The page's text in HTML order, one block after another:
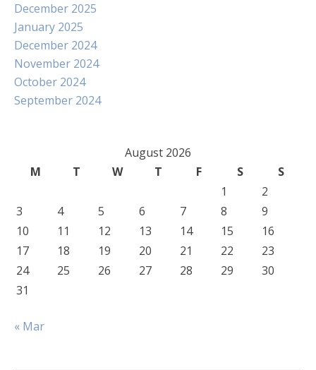
December 2025
January 2025
December 2024
November 2024
October 2024
September 2024
August 2026
M
T W T F S
S
1
2
3
4 5 6 7 8
9
10
11 12 13 14 15
16
17
18 19 20 21 22
23
24
25 26 27 28 29
30
31
« Mar